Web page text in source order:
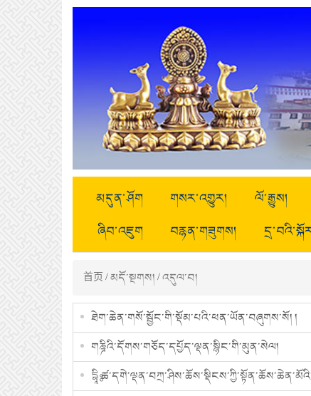
མདུན་ཤོག གསར་འགྱུར། ལོ་རྒྱུས།
ཞིབ་འཇུག
བརྙན་གཟུགས།
首页/མདོ་སྔགས།/འདུལ་བ།
ཐེག་ཆེན་གསོ་སྦྱོང་གི་སྡོམ་པའི་ཕན་ཡོན་བཞུགས་སོ། །
གཎྜིའི་དོགས་གཅོད་དཔྱོད་ལྡན་སྙིང་གི་མུན་སེལ།
དྷཱིཿ